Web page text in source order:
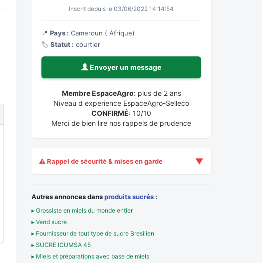
Inscrit depuis le 03/06/2022 14:14:54
📍 Pays : Cameroun ( Afrique)
🏷️ Statut : courtier
Envoyer un message
Membre EspaceAgro: plus de 2 ans
Niveau d experience EspaceAgro-Selleco
CONFIRMÉ: 10/10
Merci de bien lire nos rappels de prudence
⚠️ Rappel de sécurité & mises en garde ▼
Autres annonces dansproduits sucrés :
▸ Grossiste en miels du monde entier
▸ Vend sucre
▸ Fournisseur de tout type de sucre Bresilien
▸ SUCRE ICUMSA 45
▸ Miels et préparations avec base de miels